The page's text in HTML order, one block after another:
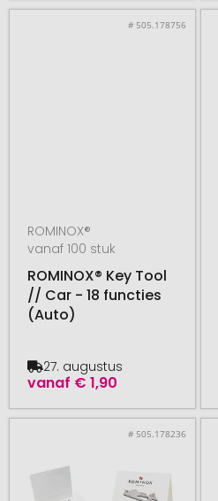
# 505.178756
ROMINOX®
vanaf 100 stuk
ROMINOX® Key Tool
// Car - 18 functies
(Auto)
vanaf € 1,90
27. augustus
# 505.178236